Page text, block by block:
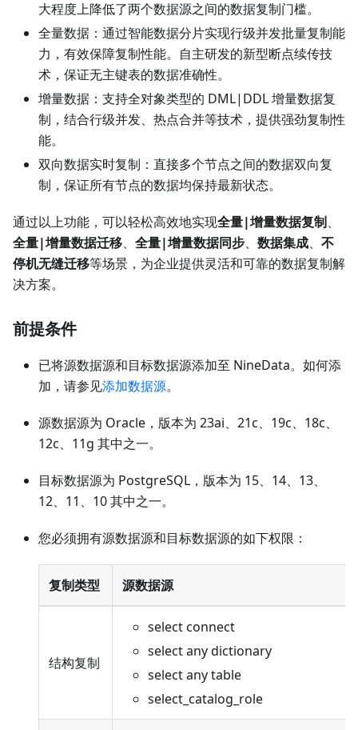
大程度上降低了两个数据源之间的数据复制门槛。
全量数据：通过智能数据分片实现行级并发批量复制能
力，有效保障复制性能。自主研发的新型断点续传技
术，保证无主键表的数据准确性。
增量数据：支持全对象类型的 DML|DDL 增量数据复
制，结合行级并发、热点合并等技术，提供强劲复制性
能。
双向数据实时复制：直接多个节点之间的数据双向复
制，保证所有节点的数据均保持最新状态。
通过以上功能，可以轻松高效地实现全量|增量数据复制、
全量|增量数据迁移、 全量|增量数据同步、 数据集成、 不
停机无缝迁移等场景，为企业提供灵活和可靠的数据复制解
决方案。
前提条件
已将源数据源和目标数据源添加至 NineData。如何添
加，请参见添加数据源。
源数据源为 Oracle，版本为 23ai、21c、19c、18c、
12c、11g 其中之一。
目标数据源为 PostgreSQL，版本为 15、14、13、
12、11、10 其中之一。
您必须拥有源数据源和目标数据源的如下权限：
复制类型 源数据源
结构复制
select connect
select any dictionary
select any table
select_catalog_role